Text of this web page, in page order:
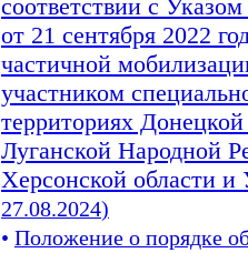
соответствии с
от 21 сентября 2022
частичной
участником
территориях
Луганской Народной
Херсонской области
27.08.2024)
• Положение о порядке